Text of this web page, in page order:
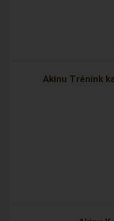
Akinu Trénink